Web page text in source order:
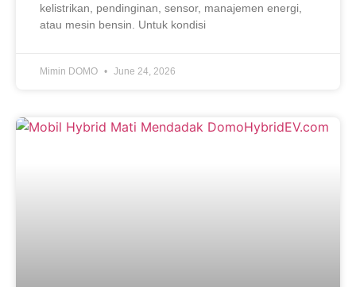
kelistrikan, pendinginan, sensor, manajemen energi,
atau mesin bensin. Untuk kondisi
Mimin DOMO June 24, 2026